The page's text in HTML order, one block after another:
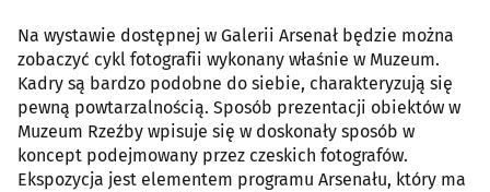
Na wystawie dostępnej w Galerii Arsenał będzie można
zobaczyć cykl fotografii wykonany właśnie w Muzeum.
Kadry są bardzo podobne do siebie, charakteryzują się
pewną powtarzalnością. Sposób prezentacji obiektów w
Muzeum Rzeźby wpisuje się w doskonały sposób w
koncept podejmowany przez czeskich fotografów.
Ekspozycja jest elementem programu Arsenału, który ma